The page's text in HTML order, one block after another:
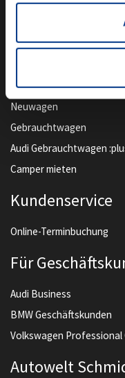
Unser Angebot
Newsletter Anmeldung
Neuwagen
Gebrauchtwagen
Audi Gebrauchtwagen
Camper mieten
Kundenservice
Online-Terminbuchung
Für
Audi Business
BMW Geschäftskunden
Volkswagen Professional
Autowelt